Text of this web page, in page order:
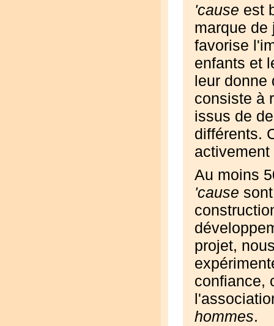
'cause est
marque de
favorise
enfants et
leur
consiste à
issus de
différents.
Au moins
'cause
projet,
confiance,
hommes.